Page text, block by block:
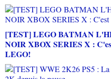
[TEST] LEGO BATMAN
NOIR XBOX SERIES X :
LEGO!